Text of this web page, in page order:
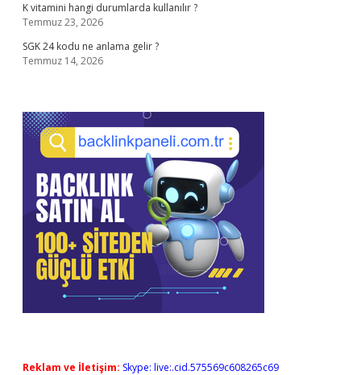
K vitamini hangi durumlarda kullanılır ?
Temmuz 23, 2026
SGK 24 kodu ne anlama gelir ?
Temmuz 14, 2026
Reklam ve İletişim: Skype: live:.cid.575569c608265c69